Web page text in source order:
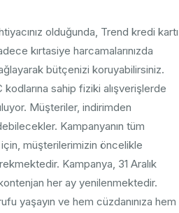
olduğunda, Trend kredi kartı
kırtasiye harcamalarınızda
bütçenizi koruyabilirsiniz.
sahip fiziki alışverişlerde
Müşteriler, indirimden
Kampanyanın tüm
için, müşterilerimizin öncelikle
Kampanya, 31 Aralık
her ay yenilenmektedir.
yaşayın ve hem cüzdanınıza hem